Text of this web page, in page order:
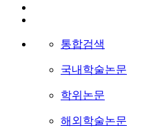
통합검색
국내학술논문
학위논문
해외학술논문